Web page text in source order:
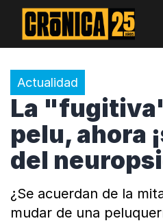
Actualidad
La
pelu, ahora
del
¿Se acuerdan de la
mudar de una